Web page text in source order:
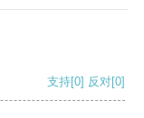
支持[0] 反对[0]